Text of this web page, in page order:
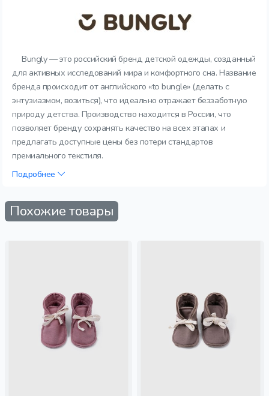
Bungly — это российский бренд детской одежды, созданный
для активных исследований мира и комфортного сна. Название
бренда происходит от английского «to bungle» (делать с
энтузиазмом, возиться), что идеально отражает беззаботную
природу детства. Производство находится в России, что
позволяет бренду сохранять качество на всех этапах и
предлагать доступные цены без потери стандартов
премиального текстиля.
Подробнее
Похожие товары